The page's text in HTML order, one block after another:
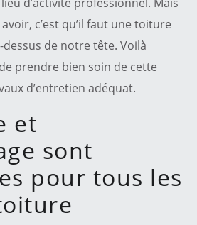
c’est qu’il faut une toiture
de notre tête. Voilà
prendre bien soin de cette
d’entretien adéquat.
et
sont
pour tous les